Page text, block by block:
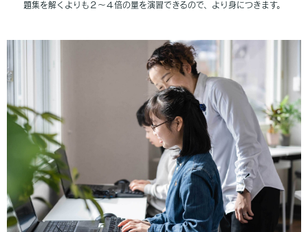
題集を解くよりも２〜４倍の量を演習できるので、より身につきます。